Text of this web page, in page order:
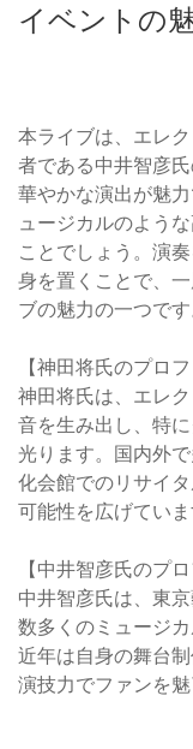
イベントの
本ライブは、エレ
者である中井智彦
華やかな演出が魅
ュージカルのよう
ことでしょう。演
身を置くことで、
ブの魅力の一つです
【神田将氏のプロフ
神田将氏は、エレ
音を生み出し、特
光ります。国内外
化会館でのリサイ
可能性を広げていま
【中井智彦氏のプロ
中井智彦氏は、東
数多くのミュージ
近年は自身の舞台
演技力でファンを魅